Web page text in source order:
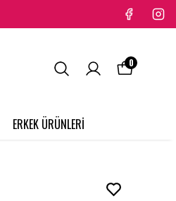
ERKEK ÜRÜNLERİ
0